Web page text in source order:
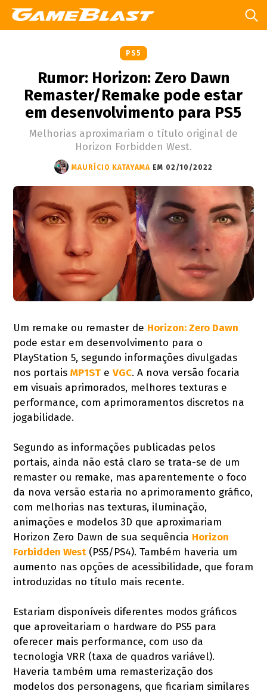
PS5
Rumor: Horizon: Zero Dawn
Remaster/Remake pode estar
em desenvolvimento para PS5
Melhorias aproximariam o título original de
Horizon Forbidden West.
MAURÍCIO KATAYAMA EM 02/10/2022
Um remake ou remaster de Horizon: Zero Dawn
pode estar em desenvolvimento para o
PlayStation 5, segundo informações divulgadas
nos portaisMP1ST eVGC. A nova versão focaria
em visuais aprimorados, melhores texturas e
performance, com aprimoramentos discretos na
jogabilidade.
Segundo as informações publicadas pelos
portais, ainda não está claro se trata-se de um
remaster ou remake, mas aparentemente o foco
da nova versão estaria no aprimoramento gráfico,
com melhorias nas texturas, iluminação,
animações e modelos 3D que aproximariam
Horizon Zero Dawn de sua sequência Horizon
Forbidden West(PS5/PS4). Também haveria um
aumento nas opções de acessibilidade, que foram
introduzidas no título mais recente.
Estariam disponíveis diferentes modos gráficos
que aproveitariam o hardware do PS5 para
oferecer mais performance, com uso da
tecnologia VRR (taxa de quadros variável).
Haveria também uma remasterização dos
modelos dos personagens, que ficariam similares